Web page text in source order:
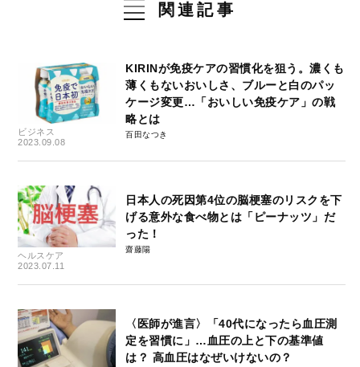
関連記事
ビジネス
2023.09.08
KIRINが免疫ケアの習慣化を狙う。濃くも
薄くもないおいしさ、ブルーと白のパッ
ケージ変更…「おいしい免疫ケア」の戦
略とは
百田なつき
ヘルスケア
2023.07.11
日本人の死因第4位の脳梗塞のリスクを下
げる意外な食べ物とは「ピーナッツ」だ
った！
齋藤陽
〈医師が進言〉「40代になったら血圧測
定を習慣に」…血圧の上と下の基準値
は？ 高血圧はなぜいけないの？